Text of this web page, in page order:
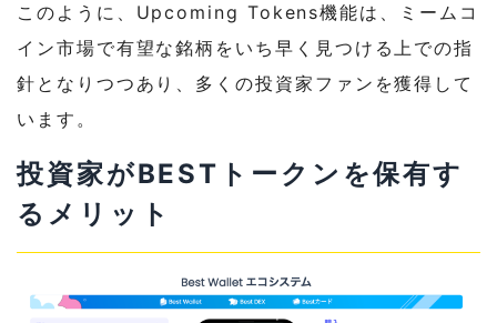
このように、Upcoming Tokens機能は、ミームコ
イン市場で有望な銘柄をいち早く見つける上での指
針となりつつあり、多くの投資家ファンを獲得して
います。
投資家がBESTトークンを保有す
るメリット